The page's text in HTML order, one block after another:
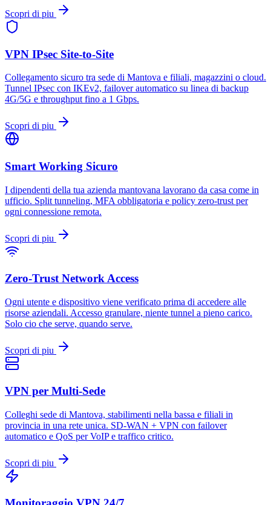
Scopri di piu
VPN IPsec Site-to-Site
Collegamento sicuro tra sede di Mantova e filiali, magazzini o cloud.
Tunnel IPsec con IKEv2, failover automatico su linea di backup
4G/5G e throughput fino a 1 Gbps.
Scopri di piu
Smart Working Sicuro
I dipendenti della tua azienda mantovana lavorano da casa come in
ufficio. Split tunneling, MFA obbligatoria e policy zero-trust per
ogni connessione remota.
Scopri di piu
Zero-Trust Network Access
Ogni utente e dispositivo viene verificato prima di accedere alle
risorse aziendali. Accesso granulare, niente tunnel a pieno carico.
Solo cio che serve, quando serve.
Scopri di piu
VPN per Multi-Sede
Colleghi sede di Mantova, stabilimenti nella bassa e filiali in
provincia in una rete unica. SD-WAN + VPN con failover
automatico e QoS per VoIP e traffico critico.
Scopri di piu